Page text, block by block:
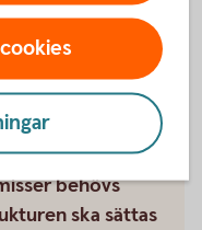
behövs
ska sättas